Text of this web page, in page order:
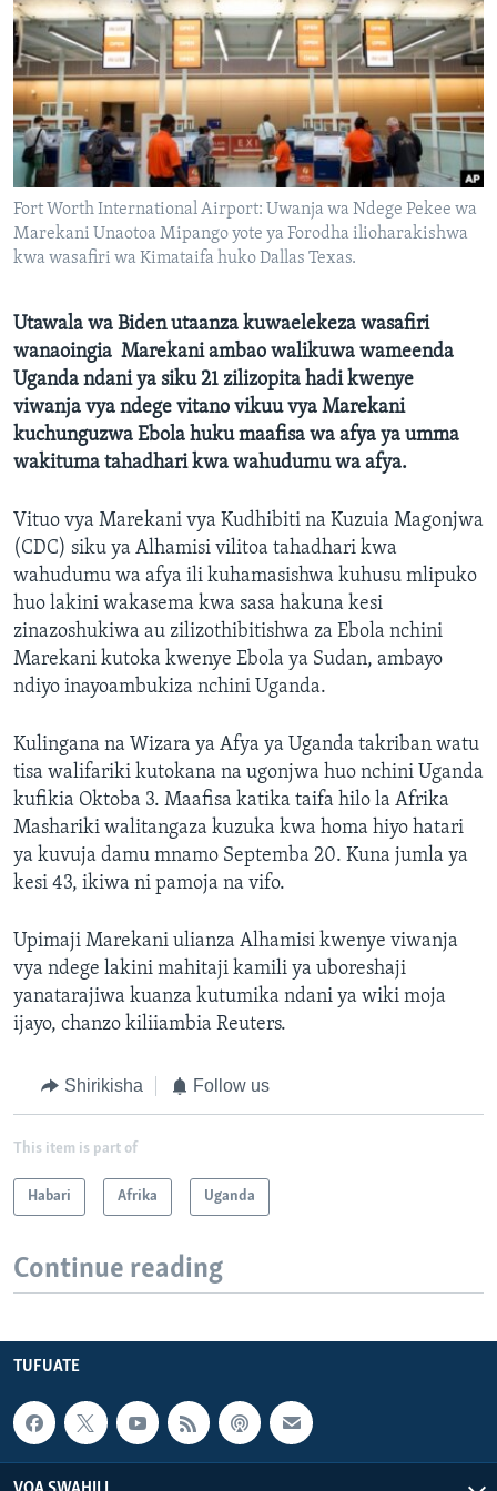
Fort Worth International Airport: Uwanja wa Ndege Pekee wa
Marekani Unaotoa Mipango yote ya Forodha ilioharakishwa
kwa wasafiri wa Kimataifa huko Dallas Texas.
Utawala wa Biden utaanza kuwaelekeza wasafiri
wanaoingia Marekani ambao walikuwa wameenda
Uganda ndani ya siku 21 zilizopita hadi kwenye
viwanja vya ndege vitano vikuu vya Marekani
kuchunguzwa Ebola huku maafisa wa afya ya umma
wakituma tahadhari kwa wahudumu wa afya.
Vituo vya Marekani vya Kudhibiti na Kuzuia Magonjwa
(CDC) siku ya Alhamisi vilitoa tahadhari kwa
wahudumu wa afya ili kuhamasishwa kuhusu mlipuko
huo lakini wakasema kwa sasa hakuna kesi
zinazoshukiwa au zilizothibitishwa za Ebola nchini
Marekani kutoka kwenye Ebola ya Sudan, ambayo
ndiyo inayoambukiza nchini Uganda.
Kulingana na Wizara ya Afya ya Uganda takriban watu
tisa walifariki kutokana na ugonjwa huo nchini Uganda
kufikia Oktoba 3. Maafisa katika taifa hilo la Afrika
Mashariki walitangaza kuzuka kwa homa hiyo hatari
ya kuvuja damu mnamo Septemba 20. Kuna jumla ya
kesi 43, ikiwa ni pamoja na vifo.
Upimaji Marekani ulianza Alhamisi kwenye viwanja
vya ndege lakini mahitaji kamili ya uboreshaji
yanatarajiwa kuanza kutumika ndani ya wiki moja
ijayo, chanzo kiliiambia Reuters.
Shirikisha Follow us
This item is part of
Habari Afrika Uganda
Continue reading
TUFUATE